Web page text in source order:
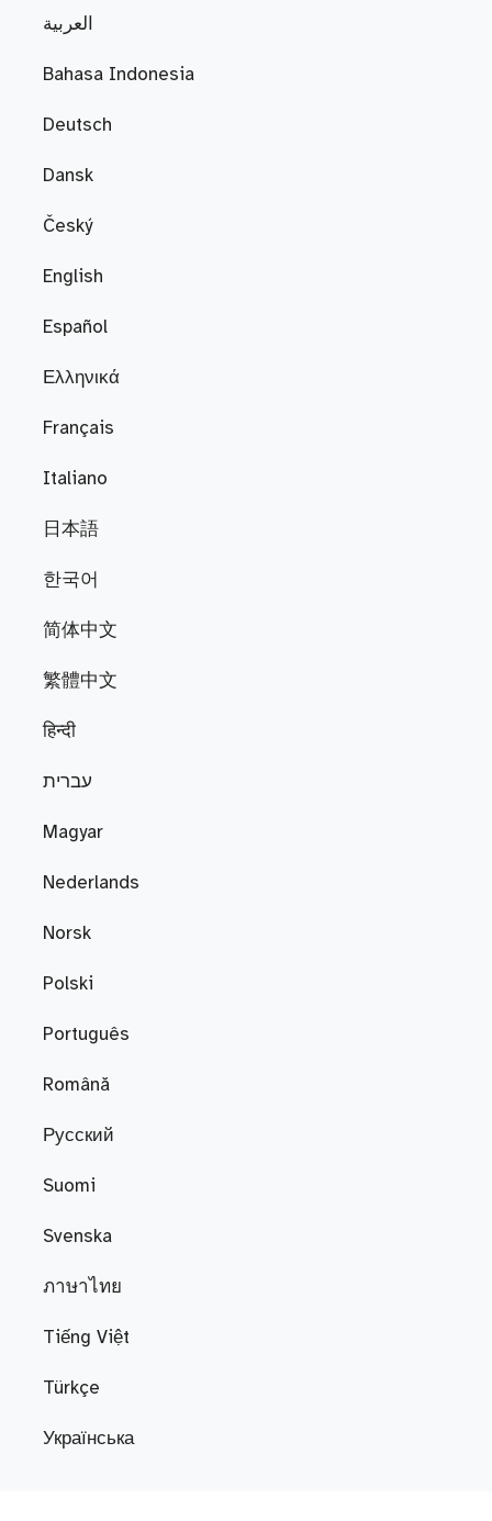
العربية
Bahasa Indonesia
Deutsch
Dansk
Český
English
Español
Ελληνικά
Français
Italiano
日本語
한국어
简体中文
繁體中文
हिन्दी
עברית
Magyar
Nederlands
Norsk
Polski
Português
Română
Русский
Suomi
Svenska
ภาษาไทย
Tiếng Việt
Türkçe
Українська